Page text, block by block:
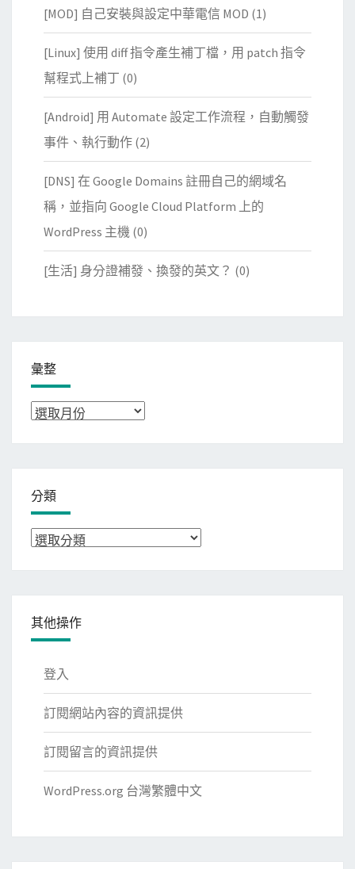
[MOD] 自己安裝與設定中華電信 MOD (1)
[Linux] 使用 diff 指令產生補丁檔，用 patch 指令
幫程式上補丁 (0)
[Android] 用 Automate 設定工作流程，自動觸發
事件、執行動作 (2)
[DNS] 在 Google Domains 註冊自己的網域名
稱，並指向 Google Cloud Platform 上的
WordPress 主機 (0)
[生活] 身分證補發、換發的英文？ (0)
彙整
彙
分類
分
其他操作
登入
訂閱網站內容的資訊提供
訂閱留言的資訊提供
WordPress.org 台灣繁體中文